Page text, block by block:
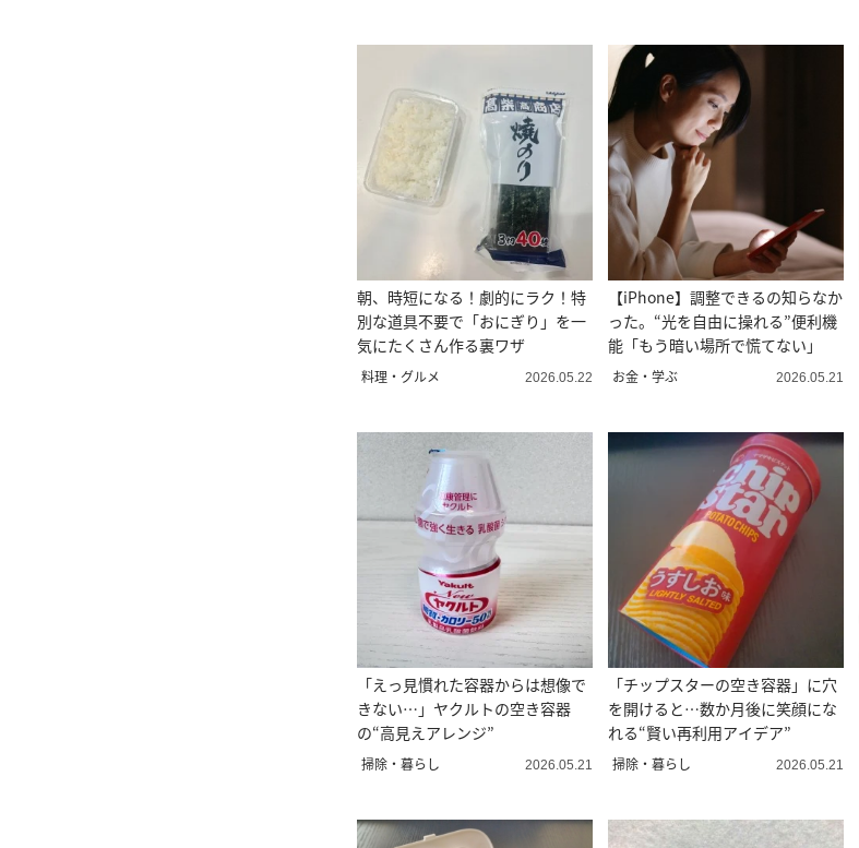
朝、時短になる！劇的にラク！特
別な道具不要で「おにぎり」を一
気にたくさん作る裏ワザ
料理・グルメ 2026.05.22
【iPhone】調整できるの知らなか
った。“光を自由に操れる”便利機
能「もう暗い場所で慌てない」
お金・学ぶ 2026.05.21
「えっ見慣れた容器からは想像で
きない…」ヤクルトの空き容器
の“高見えアレンジ”
掃除・暮らし 2026.05.21
「チップスターの空き容器」に穴
を開けると…数か月後に笑顔にな
れる“賢い再利用アイデア”
掃除・暮らし 2026.05.21